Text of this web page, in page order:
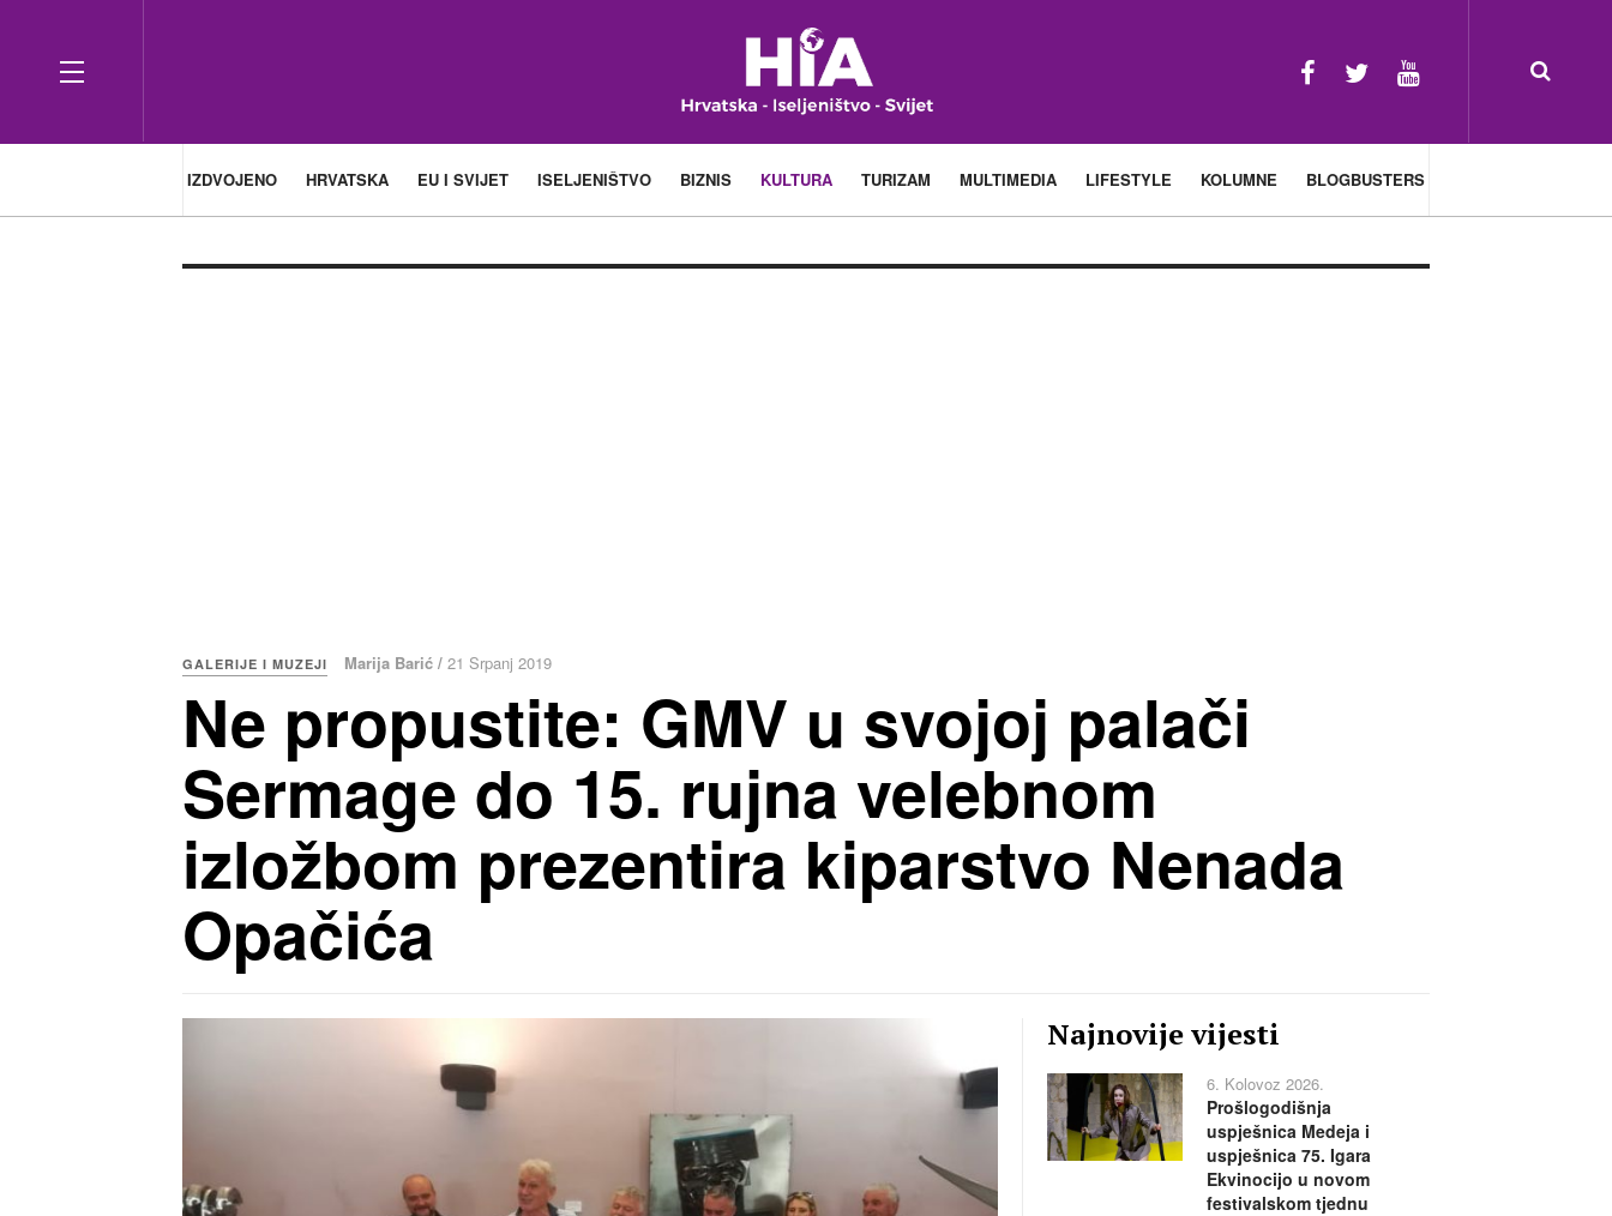
IZDVOJENO HRVATSKA EU I SVIJET ISELJENIŠTVO BIZNIS KULTURA TURIZAM MULTIMEDIA LIFESTYLE KOLUMNE BLOGBUSTERS
GALERIJE I MUZEJI Marija Barić / 21 Srpanj 2019
Ne propustite: GMV u svojoj palači
Sermage do 15. rujna velebnom
izložbom prezentira kiparstvo Nenada
Opačića
Najnovije vijesti
6. Kolovoz 2026.
Prošlogodišnja
uspješnica Medeja i
uspješnica 75. Igara
Ekvinocijo u novom
festivalskom tjednu